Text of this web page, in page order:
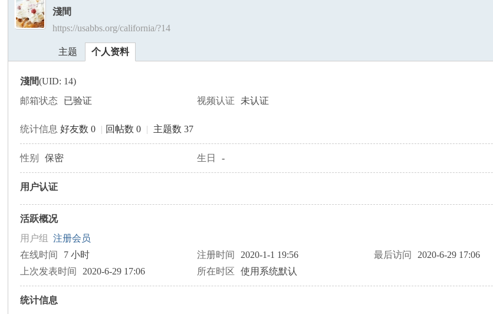
美›
淺間
https://usabbs.org/california/?14
主题 个人资料
淺間(UID: 14)
邮箱状态
已验证 视频认证 未认证
统计信息 好友数 0 | 回帖数 0 | 主题数 37
性别 保密 生日 -
用户认证
活跃概况
用户组注册会员
在线时间
7 小时 注册时间 2020-1-1 19:56 最后访问 2020-6-29 17:06
上次发表时间
2020-6-29 17:06 所在时区 使用系统默认
统计信息